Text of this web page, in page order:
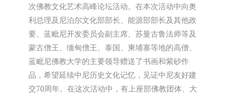
次佛教文化艺术高峰论坛活动。在本次活动中向奥
利总理及尼泊尔文化部部长、能源部部长及其他政
要、蓝毗尼开发委员会副主席、苏曼古鲁法师等及
蒙古僧王、缅甸僧王、泰国、柬埔寨等地的高僧、
蓝毗尼佛教大学的主要领导赠送了书画和紫砂作
品，希望延续中尼历史文化记忆，见证中尼友好建
交70周年。在这次活动中，有上座部佛教团体、大